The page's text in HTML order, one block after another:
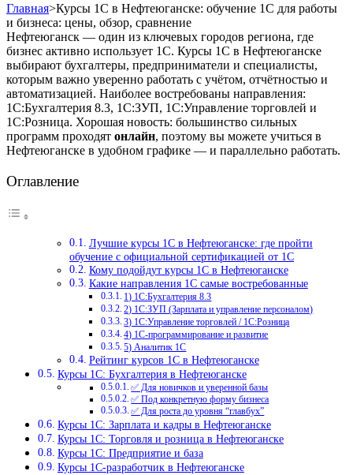
Главная>Курсы 1С в Нефтеюганске: обучение 1С для работы
и бизнеса: цены, обзор, сравнение
Нефтеюганск — один из ключевых городов региона, где
бизнес активно использует 1С. Курсы 1С в Нефтеюганске
выбирают бухгалтеры, предприниматели и специалисты,
которым важно уверенно работать с учётом, отчётностью и
автоматизацией. Наиболее востребованы направления:
1С:Бухгалтерия 8.3, 1С:ЗУП, 1С:Управление торговлей и
1С:Розница. Хорошая новость: большинство сильных
программ проходят онлайн, поэтому вы можете учиться в
Нефтеюганске в удобном графике — и параллельно работать.
Оглавление
Лучшие курсы 1С в Нефтеюганске: где пройти
обучение с официальной сертификацией от 1С
Кому подойдут курсы 1С в Нефтеюганске
Какие направления 1С самые востребованные
1) 1С:Бухгалтерия 8.3
2) 1С:ЗУП (Зарплата и управление персоналом)
3) 1С:Управление торговлей / 1С:Розница
4) 1С-программирование и развитие
5) Аналитик 1С
Рейтинг курсов 1С в Нефтеюганске
Курсы 1С: Бухгалтерия в Нефтеюганске
✅ Для новичков и уверенной базы
✅ Под конкретную форму бизнеса
✅ Для роста до уровня “главбух”
Курсы 1С: Зарплата и кадры в Нефтеюганске
Курсы 1С: Торговля и розница в Нефтеюганске
Курсы 1С: Предприятие и база
Курсы 1С-разработчик в Нефтеюганске